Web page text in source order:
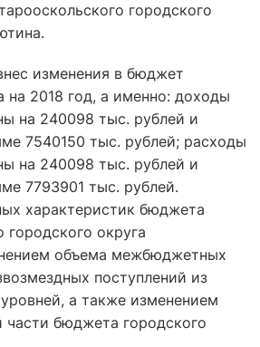
городского
изменения в бюджет
на 2018 год, а именно: доходы
на 240098 тыс. рублей и
7540150 тыс. рублей; расходы
на 240098 тыс. рублей и
7793901 тыс. рублей.
характеристик бюджета
городского округа
объема межбюджетных
поступлений из
а также изменением
части бюджета городского